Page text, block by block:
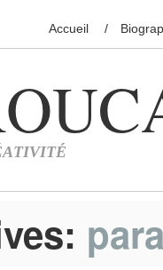
Accueil